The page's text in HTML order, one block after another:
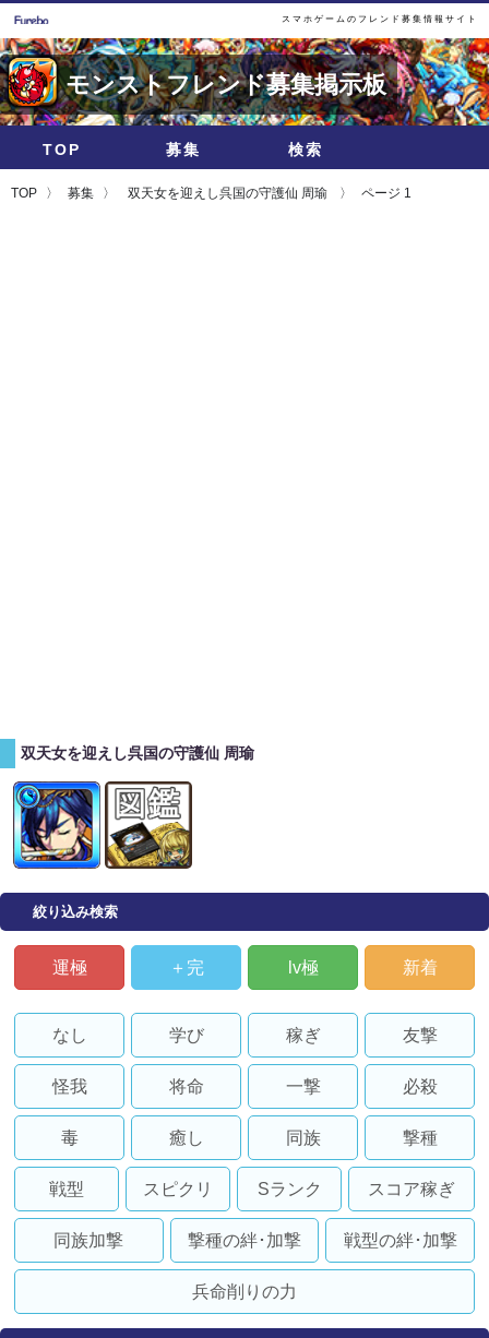
スマホゲームのフレンド募集情報サイト
モンストフレンド募集掲示板
TOP 募集 検索
TOP 募集 双天女を迎えし呉国の守護仙 周瑜 ページ 1
双天女を迎えし呉国の守護仙 周瑜
絞り込み検索
運極 ＋完 lv極 新着
なし 学び 稼ぎ 友撃
怪我 将命 一撃 必殺
毒 癒し 同族 撃種
戦型 スピクリ Sランク スコア稼ぎ
同族加撃 撃種の絆･加撃 戦型の絆･加撃
兵命削りの力